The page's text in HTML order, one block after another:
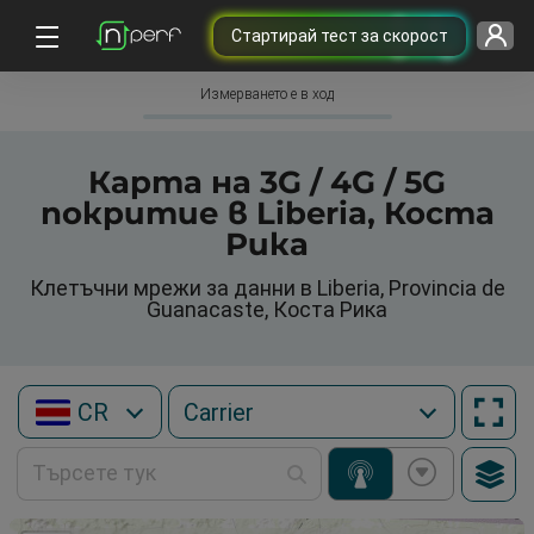
Cтартирай тест за скорост
Измерването е в ход
Карта на 3G / 4G / 5G
покритие в Liberia, Коста
Рика
Клетъчни мрежи за данни в Liberia, Provincia de
Guanacaste, Коста Рика
CR